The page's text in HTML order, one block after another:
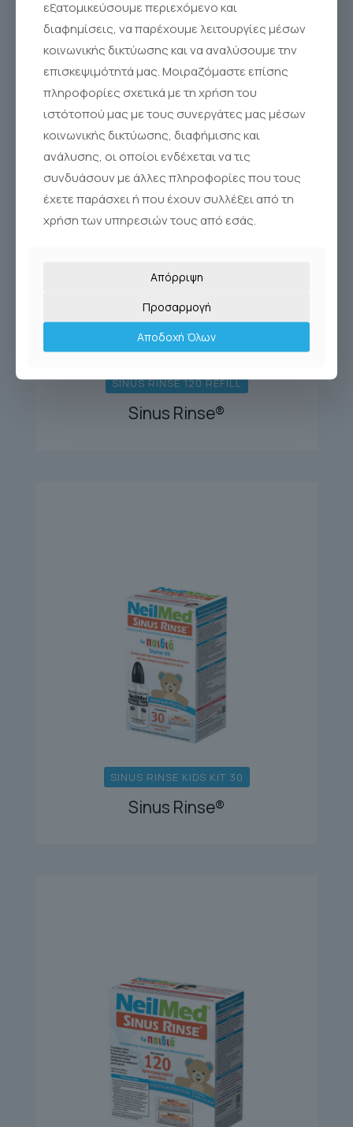
Sinus Rinse®
SINUS RINSE 120 REFILL
Sinus Rinse®
SINUS RINSE KIDS KIT 30
Sinus Rinse®
εξατομικεύσουμε περιεχόμενο και
διαφημίσεις, να παρέχουμε λειτουργίες μέσων
κοινωνικής δικτύωσης και να αναλύσουμε την
επισκεψιμότητά μας. Μοιραζόμαστε επίσης
πληροφορίες σχετικά με τη χρήση του
ιστότοπού μας με τους συνεργάτες μας μέσων
κοινωνικής δικτύωσης, διαφήμισης και
ανάλυσης, οι οποίοι ενδέχεται να τις
συνδυάσουν με άλλες πληροφορίες που τους
έχετε παράσχει ή που έχουν συλλέξει από τη
χρήση των υπηρεσιών τους από εσάς.
Απόρριψη
Προσαρμογή
Αποδοχή Όλων